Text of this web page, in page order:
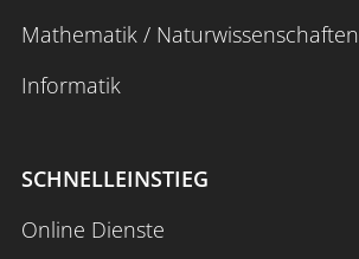
Mathematik / Naturwissenschaften
Informatik
SCHNELLEINSTIEG
Online Dienste